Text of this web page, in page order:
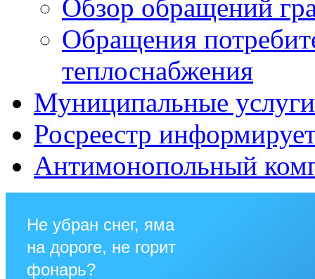
Обзор обращений
Обращения
теплоснабжения
Муниципальные
Росреестр
Антимонопольный
Не убран снег, яма
на дороге, не горит
фонарь?